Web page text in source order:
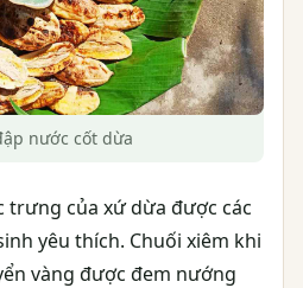
nước cốt dừa
trưng của xứ dừa được các
yêu thích. Chuối xiêm khi
vàng được đem nướng